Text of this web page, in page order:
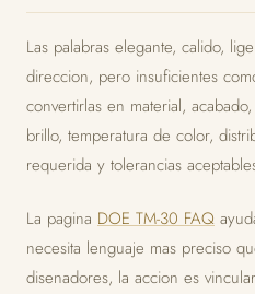
Las palabras elegante, calido,
direccion, pero insuficientes
convertirlas en material,
brillo, temperatura de color,
requerida y tolerancias
La pagina DOE TM-30 FAQ
necesita lenguaje mas preciso
disenadores, la accion es